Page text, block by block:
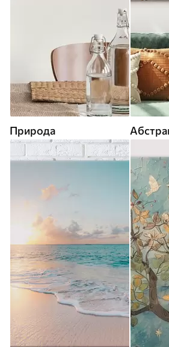
Природа